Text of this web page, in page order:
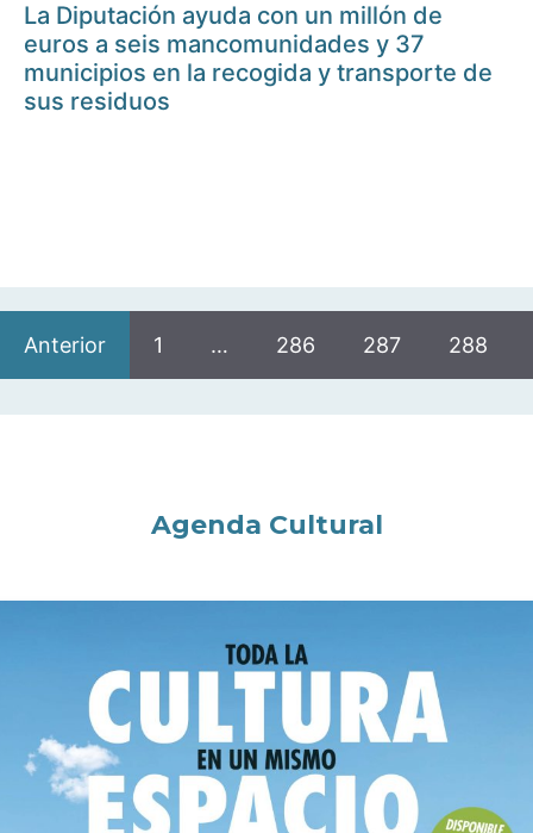
La Diputación ayuda con un millón de
euros a seis mancomunidades y 37
municipios en la recogida y transporte de
sus residuos
Anterior 1 … 286 287 288
Agenda Cultural